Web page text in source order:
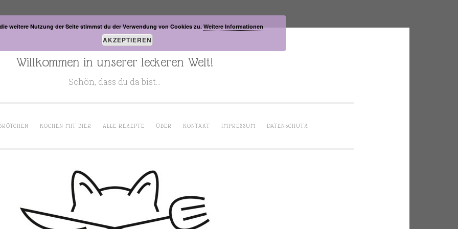
Willkommen in unserer leckeren Welt!
Schön, dass du da bist…
KOCHEN MIT BIER ALLE REZEPTE ÜBER KONTAKT IMPRESSUM DATENSCHUTZ
weitere Nutzung der Seite stimmst du der Verwendung von Cookies zu. Weitere Informationen
AKZEPTIEREN